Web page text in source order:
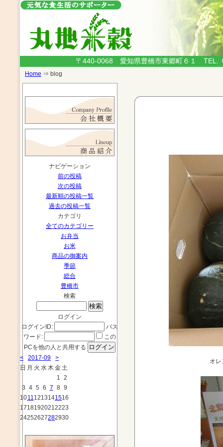
〒440-0068 愛知県豊橋市東郷町６１ TEL.
Home ⇒ blog
ナビゲーション
前の投稿
次の投稿
最新順の投稿一覧
過去の投稿一覧
カテゴリ
全てのカテゴリー
お弁当
お米
商品の御案内
季節
総合
豊橋市
検索
ログイン
ログインID:
パス
ワード:
この
PCを他の人と共用する
<
2017-09
>
日 月 火 水木金土
1 2
3 4 5 6 7 8 9
10111213141516
17181920212223
24252627282930
オ